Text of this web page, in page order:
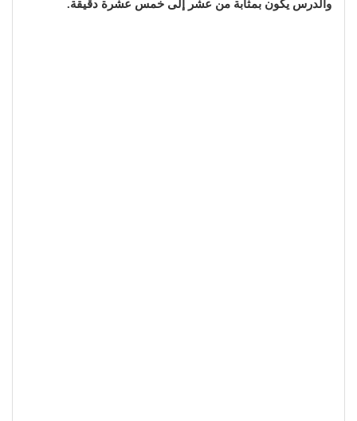
والدرس يكون بمثابة من عشر إلى خمس عشرة دقيقة.